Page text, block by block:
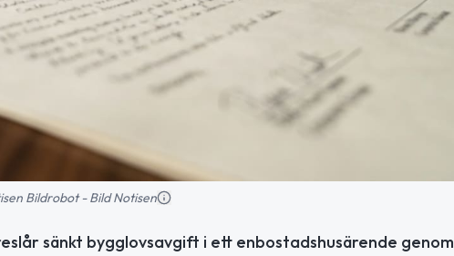
Bildrobot - Bild Notisen
sänkt bygglovsavgift i ett enbostadshusärende genom